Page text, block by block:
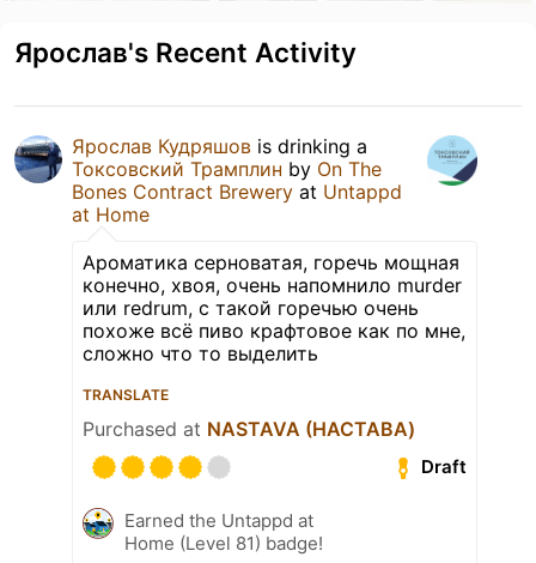
Ярослав's Recent Activity
Ярослав Кудряшов is drinking a
Токсовский Трамплин by On The
Bones Contract Brewery at Untappd
at Home
Ароматика серноватая, горечь мощная
конечно, хвоя, очень напомнило murder
или redrum, с такой горечью очень
похоже всё пиво крафтовое как по мне,
сложно что то выделить
TRANSLATE
Purchased at NASTAVA (НАСТАВА)
Draft
Earned the Untappd at
Home (Level 81) badge!